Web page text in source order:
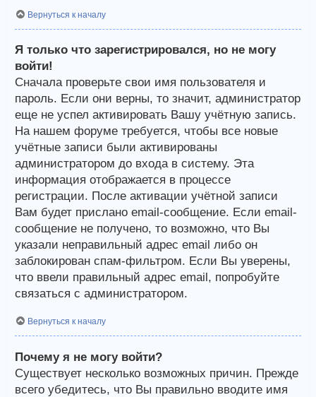
Вернуться к началу
Я только что зарегистрировался, но не могу
войти!
Сначала проверьте свои имя пользователя и
пароль. Если они верны, то значит, администратор
еще не успел активировать Вашу учётную запись.
На нашем форуме требуется, чтобы все новые
учётные записи были активированы
администратором до входа в систему. Эта
информация отображается в процессе
регистрации. После активации учётной записи
Вам будет прислано email-сообщение. Если email-
сообщение не получено, то возможно, что Вы
указали неправильный адрес email либо он
заблокирован спам-фильтром. Если Вы уверены,
что ввели правильный адрес email, попробуйте
связаться с администратором.
Вернуться к началу
Почему я не могу войти?
Существует несколько возможных причин. Прежде
всего убедитесь, что Вы правильно вводите имя